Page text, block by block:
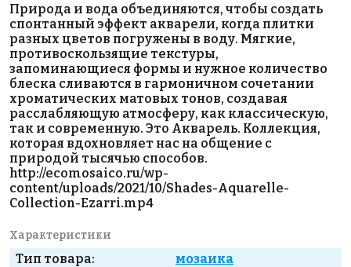
Природа и вода объединяются, чтобы создать
спонтанный эффект акварели, когда плитки
разных цветов погружены в воду. Мягкие,
противоскользящие текстуры,
запоминающиеся формы и нужное количество
блеска сливаются в гармоничном сочетании
хроматических матовых тонов, создавая
расслабляющую атмосферу, как классическую,
так и современную. Это Акварель. Коллекция,
которая вдохновляет нас на общение с
природой тысячью способов.
http://ecomosaico.ru/wp-
content/uploads/2021/10/Shades-Aquarelle-
Collection-Ezarri.mp4
Характеристики
Тип товара:
мозаика